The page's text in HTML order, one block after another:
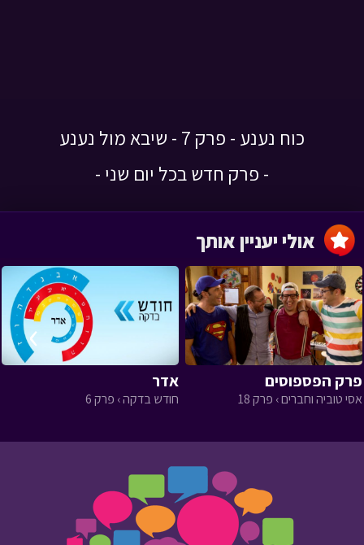
כוח נענע - פרק 7 - שיבא מול נענע
- פרק חדש בכל יום שני -
פרק הפספוסים
אסי טוביה וחברים › פרק 18
אדר
חודש בדקה › פרק 6
‹
›